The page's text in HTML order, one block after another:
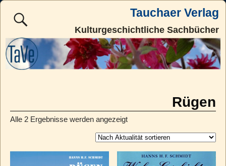
Tauchaer Verlag
Kulturgeschichtliche Sachbücher
Rügen
Alle 2 Ergebnisse werden angezeigt